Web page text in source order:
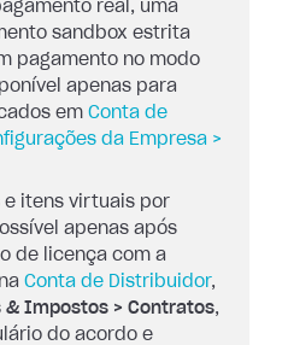
real, uma
sandbox estrita
pagamento no modo
apenas para
em Conta de
da Empresa >
e itens virtuais por
apenas após
de licença com a
Conta de Distribuidor,
& Impostos > Contratos,
do acordo e